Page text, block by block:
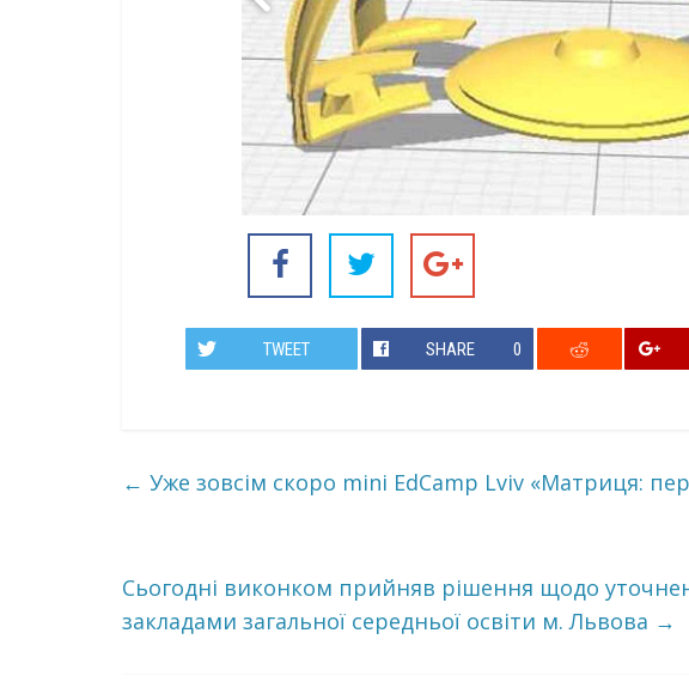
TWEET SHARE 0
← Уже зовсім скоро mini EdCamp Lviv «Матриця:
Сьогодні виконком прийняв рішення щодо
закладами загальної середньої освіти м. Львова →